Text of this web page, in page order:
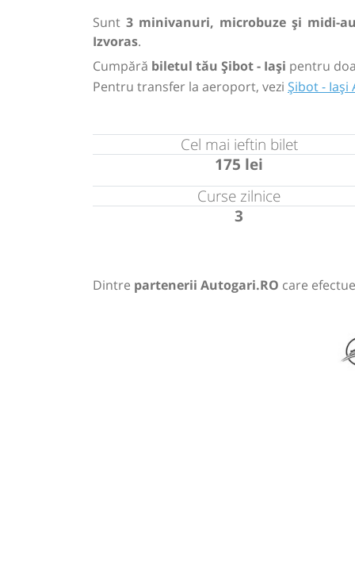
Sunt 3 minivanuri, microbuze și midi-
Izvoras.
Cumpără biletul tău Șibot - Iași pentru
Pentru transfer la aeroport, vezi Șibot -
Cel mai ieftin bilet
175 lei
Curse zilnice
3
Dintre partenerii Autogari.RO care